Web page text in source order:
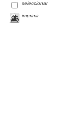
seleccionar
imprimir